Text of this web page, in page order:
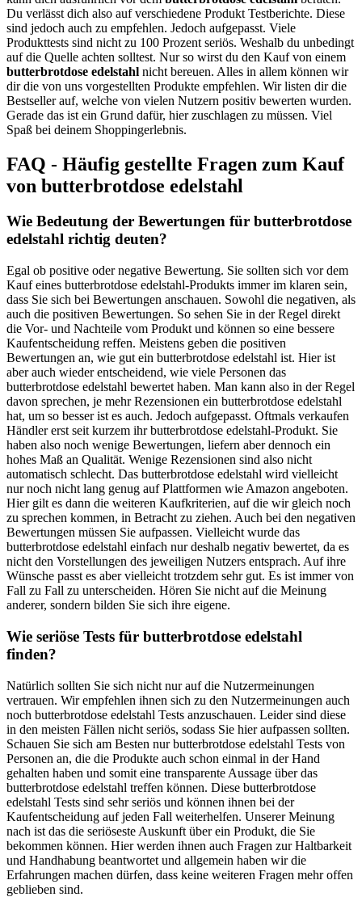
Du verlässt dich also auf verschiedene Produkt Testberichte. Diese
sind jedoch auch zu empfehlen. Jedoch aufgepasst. Viele
Produkttests sind nicht zu 100 Prozent seriös. Weshalb du unbedingt
auf die Quelle achten solltest. Nur so wirst du den Kauf von einem
butterbrotdose edelstahl nicht bereuen. Alles in allem können wir
dir die von uns vorgestellten Produkte empfehlen. Wir listen dir die
Bestseller auf, welche von vielen Nutzern positiv bewerten wurden.
Gerade das ist ein Grund dafür, hier zuschlagen zu müssen. Viel
Spaß bei deinem Shoppingerlebnis.
FAQ - Häufig gestellte Fragen zum Kauf
von butterbrotdose edelstahl
Wie Bedeutung der Bewertungen für butterbrotdose
edelstahl richtig deuten?
Egal ob positive oder negative Bewertung. Sie sollten sich vor dem
Kauf eines butterbrotdose edelstahl-Produkts immer im klaren sein,
dass Sie sich bei Bewertungen anschauen. Sowohl die negativen, als
auch die positiven Bewertungen. So sehen Sie in der Regel direkt
die Vor- und Nachteile vom Produkt und können so eine bessere
Kaufentscheidung reffen. Meistens geben die positiven
Bewertungen an, wie gut ein butterbrotdose edelstahl ist. Hier ist
aber auch wieder entscheidend, wie viele Personen das
butterbrotdose edelstahl bewertet haben. Man kann also in der Regel
davon sprechen, je mehr Rezensionen ein butterbrotdose edelstahl
hat, um so besser ist es auch. Jedoch aufgepasst. Oftmals verkaufen
Händler erst seit kurzem ihr butterbrotdose edelstahl-Produkt. Sie
haben also noch wenige Bewertungen, liefern aber dennoch ein
hohes Maß an Qualität. Wenige Rezensionen sind also nicht
automatisch schlecht. Das butterbrotdose edelstahl wird vielleicht
nur noch nicht lang genug auf Plattformen wie Amazon angeboten.
Hier gilt es dann die weiteren Kaufkriterien, auf die wir gleich noch
zu sprechen kommen, in Betracht zu ziehen. Auch bei den negativen
Bewertungen müssen Sie aufpassen. Vielleicht wurde das
butterbrotdose edelstahl einfach nur deshalb negativ bewertet, da es
nicht den Vorstellungen des jeweiligen Nutzers entsprach. Auf ihre
Wünsche passt es aber vielleicht trotzdem sehr gut. Es ist immer von
Fall zu Fall zu unterscheiden. Hören Sie nicht auf die Meinung
anderer, sondern bilden Sie sich ihre eigene.
Wie seriöse Tests für butterbrotdose edelstahl
finden?
Natürlich sollten Sie sich nicht nur auf die Nutzermeinungen
vertrauen. Wir empfehlen ihnen sich zu den Nutzermeinungen auch
noch butterbrotdose edelstahl Tests anzuschauen. Leider sind diese
in den meisten Fällen nicht seriös, sodass Sie hier aufpassen sollten.
Schauen Sie sich am Besten nur butterbrotdose edelstahl Tests von
Personen an, die die Produkte auch schon einmal in der Hand
gehalten haben und somit eine transparente Aussage über das
butterbrotdose edelstahl treffen können. Diese butterbrotdose
edelstahl Tests sind sehr seriös und können ihnen bei der
Kaufentscheidung auf jeden Fall weiterhelfen. Unserer Meinung
nach ist das die seriöseste Auskunft über ein Produkt, die Sie
bekommen können. Hier werden ihnen auch Fragen zur Haltbarkeit
und Handhabung beantwortet und allgemein haben wir die
Erfahrungen machen dürfen, dass keine weiteren Fragen mehr offen
geblieben sind.